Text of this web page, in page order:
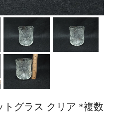
トグラス クリア *複数